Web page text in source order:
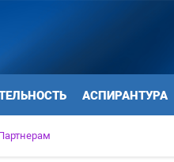
АСПИРАНТУРА